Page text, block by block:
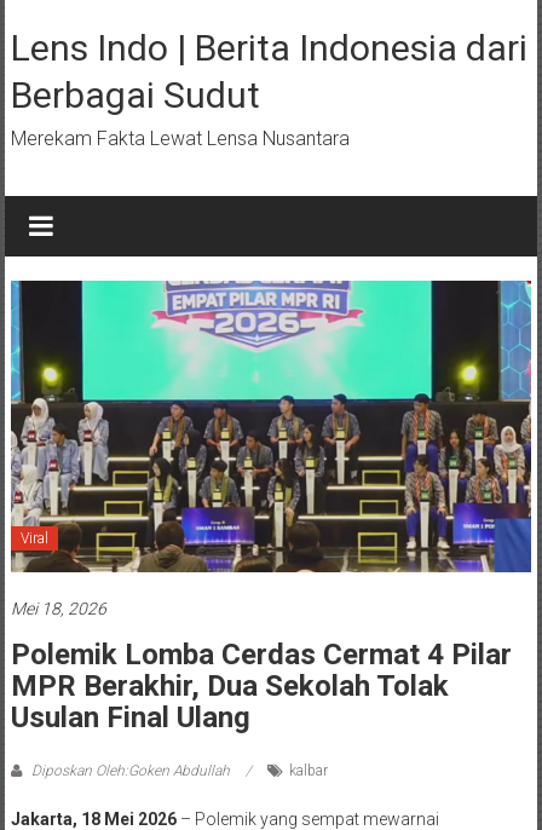
ke
konten
Lens Indo | Berita Indonesia dari
Berbagai Sudut
Merekam Fakta Lewat Lensa Nusantara
Viral
Mei 18, 2026
Polemik Lomba Cerdas Cermat 4 Pilar
MPR Berakhir, Dua Sekolah Tolak
Usulan Final Ulang
Diposkan Oleh:Goken Abdullah kalbar
Jakarta, 18 Mei 2026– Polemik yang sempat mewarnai